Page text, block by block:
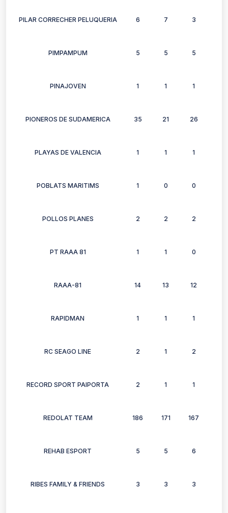
PILAR CORRECHER PELUQUERIA 6 7 3
PIMPAMPUM 5 5 5
PINAJOVEN 1 1 1
PIONEROS DE SUDAMERICA 35 21 26
PLAYAS DE VALENCIA 1 1 1
POBLATS MARITIMS 1 0 0
POLLOS PLANES 2 2 2
PT RAAA 81 1 1 0
RAAA-81 14 13 12
RAPIDMAN 1 1 1
RC SEAGO LINE 2 1 2
RECORD SPORT PAIPORTA 2 1 1
REDOLAT TEAM 186 171 167
REHAB ESPORT 5 5 6
RIBES FAMILY & FRIENDS 3 3 3